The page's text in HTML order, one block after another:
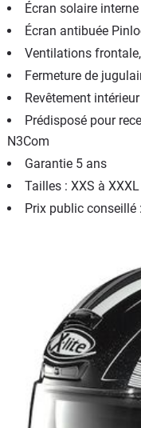
Écran solaire interne
Écran antibuée
Ventilations
Fermeture de
Revêtement
Prédisposé pour
N3Com
Garantie 5 ans
Tailles : XXS à XXXL
Prix public conseillé